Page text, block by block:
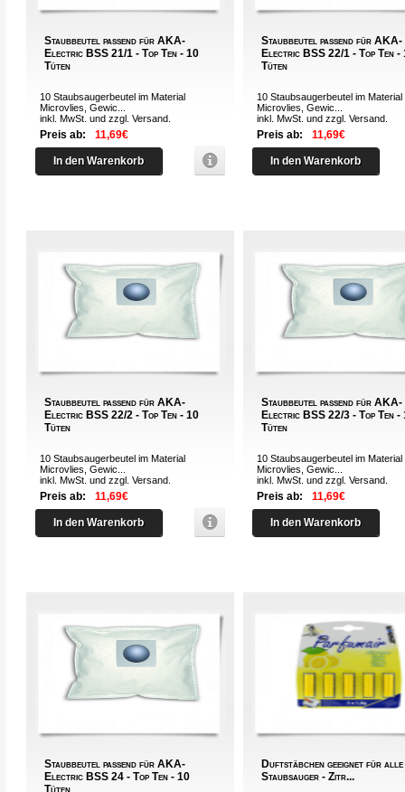
Staubbeutel passend für AKA-
Electric BSS 21/1 - Top Ten - 10
Tüten
10 Staubsaugerbeutel im Material
Microvlies, Gewic...
inkl. MwSt. und zzgl.Versand
Preis ab: 11,69€
In den Warenkorb
Staubbeutel passend für AKA-
Electric BSS 22/1 - Top Ten -
Tüten
10 Staubsaugerbeutel im Material
Microvlies, Gewic...
inkl. MwSt. und zzgl.Versand
Preis ab: 11,69€
In den Warenkorb
Staubbeutel passend für AKA-
Electric BSS 22/2 - Top Ten - 10
Tüten
10 Staubsaugerbeutel im Material
Microvlies, Gewic...
inkl. MwSt. und zzgl.Versand
Preis ab: 11,69€
In den Warenkorb
Staubbeutel passend für AKA-
Electric BSS 22/3 - Top Ten -
Tüten
10 Staubsaugerbeutel im Material
Microvlies, Gewic...
inkl. MwSt. und zzgl.Versand
Preis ab: 11,69€
In den Warenkorb
Staubbeutel passend für AKA-
Electric BSS 24 - Top Ten - 10
Duftstäbchen geeignet für alle
Staubsauger - Zitr...